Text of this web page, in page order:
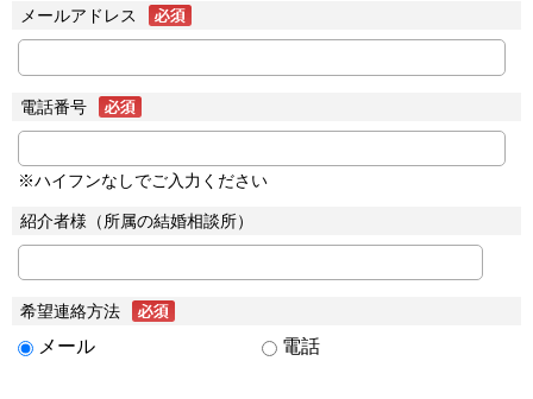
メールアドレス
電話番号
※ハイフンなしでご入力ください
紹介者様（所属の結婚相談所）
希望連絡方法
メール 電話